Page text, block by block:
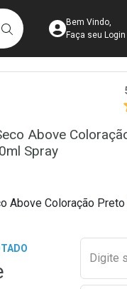
BUSCARAcesse
Bem Vindo,
Faça seu
Above
Spray
Above Coloração
Digite